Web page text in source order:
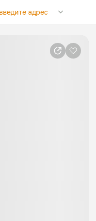
адрес